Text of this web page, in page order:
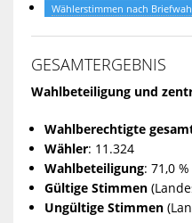
Wählerstimmen nach
GESAMTERGEBNIS
Wahlbeteiligung und
Wahlberechtigte
Wähler: 11.324
Wahlbeteiligung: 71,0 %
Gültige Stimmen
Ungültige Stimmen